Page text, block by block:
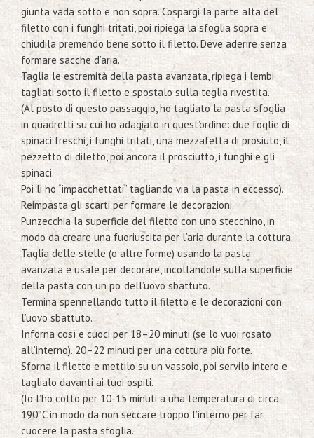
giunta vada sotto e non sopra. Cospargi la parte alta del
filetto con i funghi tritati, poi ripiega la sfoglia sopra e
chiudila premendo bene sotto il filetto. Deve aderire senza
formare sacche d’aria.
Taglia le estremità della pasta avanzata, ripiega i lembi
tagliati sotto il filetto e spostalo sulla teglia rivestita.
(Al posto di questo passaggio, ho tagliato la pasta sfoglia
in quadretti su cui ho adagiato in quest’ordine: due foglie di
spinaci freschi, i funghi tritati, una mezzafetta di prosiuto, il
pezzetto di diletto, poi ancora il prosciutto, i funghi e gli
spinaci.
Poi li ho “impacchettati” tagliando via la pasta in eccesso).
Reimpasta gli scarti per formare le decorazioni.
Punzecchia la superficie del filetto con uno stecchino, in
modo da creare una fuoriuscita per l’aria durante la cottura.
Taglia delle stelle (o altre forme) usando la pasta
avanzata e usale per decorare, incollandole sulla superficie
della pasta con un po’ dell’uovo sbattuto.
Termina spennellando tutto il filetto e le decorazioni con
l’uovo sbattuto.
Inforna così e cuoci per 18–20 minuti (se lo vuoi rosato
all’interno). 20–22 minuti per una cottura più forte.
Sforna il filetto e mettilo su un vassoio, poi servilo intero e
taglialo davanti ai tuoi ospiti.
(Io l’ho cotto per 10-15 minuti a una temperatura di circa
190°C in modo da non seccare troppo l’interno per far
cuocere la pasta sfoglia.